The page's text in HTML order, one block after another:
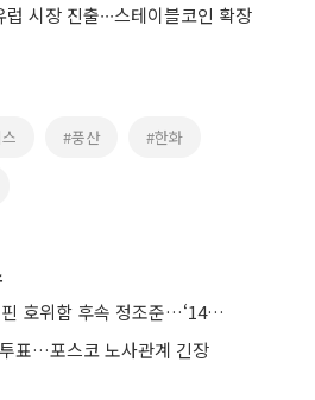
시장 진출∙∙∙스테이블코인 확장
#풍산 #한화
후속 정조준…‘14척+α’ 싹쓸이 노린다
표…포스코 노사관계 긴장